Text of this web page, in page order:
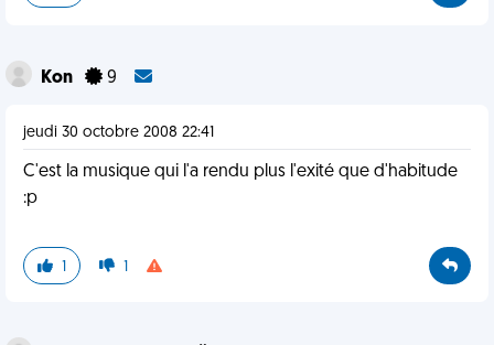
Kon 9
jeudi 30 octobre 2008 22:41
C'est la musique qui l'a rendu plus l'exité que d'habitude
:p
1 1